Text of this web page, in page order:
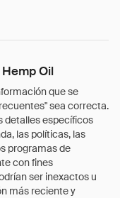
Oil
que se
sea correcta.
detalles específicos
las políticas, las
programas de
con fines
ser inexactos u
más reciente y